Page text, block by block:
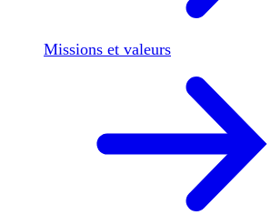
Missions et valeurs